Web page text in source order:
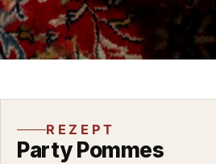
REZEPT
Party Pommes